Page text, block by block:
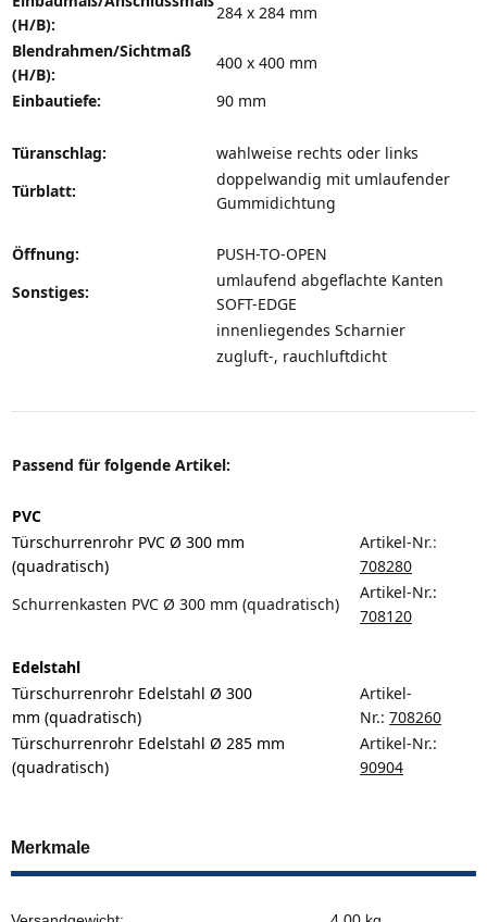
(H/B):
284 x 284 mm
Blendrahmen/Sichtmaß
(H/B):
400 x 400 mm
Einbautiefe:
90 mm
Türanschlag:
wahlweise rechts oder links
Türblatt:
doppelwandig mit umlaufender
Gummidichtung
Öffnung:
PUSH-TO-OPEN
Sonstiges:
umlaufend abgeflachte Kanten
SOFT-EDGE
innenliegendes Scharnier
zugluft-, rauchluftdicht
Passend für folgende Artikel:
PVC
Türschurrenrohr PVC Ø 300 mm
(quadratisch)
Artikel-Nr.:
708280
Schurrenkasten PVC Ø 300 mm (quadratisch)
Artikel-Nr.:
708120
Edelstahl
Türschurrenrohr Edelstahl Ø 300
mm (quadratisch)
Artikel-
Nr.: 708260
Türschurrenrohr Edelstahl Ø 285 mm
(quadratisch)
Artikel-Nr.:
90904
Merkmale